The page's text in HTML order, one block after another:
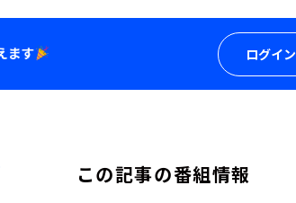
ログイン
この記事の番組情報